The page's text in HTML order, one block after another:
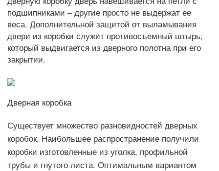
подшипниками – другие просто не выдержат ее
веса. Дополнительной защитой от выламывания
двери из коробки служит противосъемный штырь,
который выдвигается из дверного полотна при его
закрытии.
Дверная коробка
Существует множество разновидностей дверных
коробок. Наибольшее распространение получили
коробки изготовленные из уголка, профильной
трубы и гнутого листа. Оптимальным вариантом